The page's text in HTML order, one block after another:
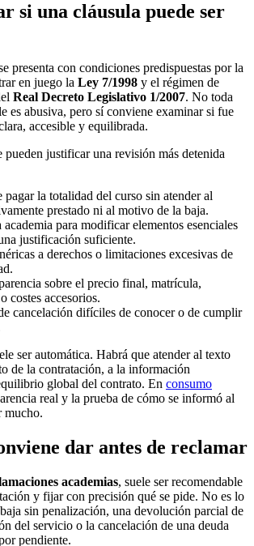
si una cláusula puede ser
presenta con condiciones predispuestas por la
en juego la Ley 7/1998 y el régimen de
Real Decreto Legislativo 1/2007. No toda
es abusiva, pero sí conviene examinar si fue
accesible y equilibrada.
pueden justificar una revisión más detenida
la totalidad del curso sin atender al
prestado ni al motivo de la baja.
academia para modificar elementos esenciales
justificación suficiente.
a derechos o limitaciones excesivas de
sobre el precio final, matrícula,
costes accesorios.
cancelación difíciles de conocer o de cumplir
ser automática. Habrá que atender al texto
de la contratación, a la información
global del contrato. En consumo
real y la prueba de cómo se informó al
mucho.
dar antes de reclamar
academias, suele ser recomendable
y fijar con precisión qué se pide. No es lo
sin penalización, una devolución parcial de
del servicio o la cancelación de una deuda
pendiente.